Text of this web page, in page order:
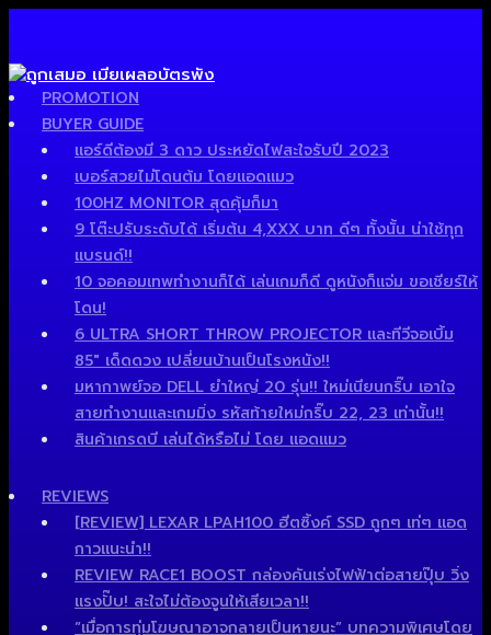
PROMOTION
BUYER GUIDE
แอร์ดีต้องมี 3 ดาว ประหยัดไฟสะใจรับปี 2023
เบอร์สวยไม่โดนต้ม โดยแอดแมว
100HZ MONITOR สุดคุ้มก็มา
9 โต๊ะปรับระดับได้ เริ่มต้น 4,XXX บาท ดีๆ ทั้งนั้น น่าใช้ทุก
แบรนด์!!
10 จอคอมเทพทำงานก็ได้ เล่นเกมก็ดี ดูหนังก็แจ่ม ขอเชียร์ให้
โดน!
6 ULTRA SHORT THROW PROJECTOR และทีวีจอเบิ้ม
85″ เด็ดดวง เปลี่ยนบ้านเป็นโรงหนัง!!
มหากาพย์จอ DELL ยำใหญ่ 20 รุ่น!! ใหม่เนียนกริ๊บ เอาใจ
สายทำงานและเกมมิ่ง รหัสท้ายใหม่กริ๊บ 22, 23 เท่านั้น!!
สินค้าเกรดบี เล่นได้หรือไม่ โดย แอดแมว
REVIEWS
[REVIEW] LEXAR LPAH100 ฮีตซิ้งค์ SSD ถูกๆ เท่ๆ แอด
กาวแนะนำ!!
REVIEW RACE1 BOOST กล่องคันเร่งไฟฟ้าต่อสายปุ๊บ วิ่ง
แรงปั๊บ! สะใจไม่ต้องจูนให้เสียเวลา!!
“เมื่อการทุ่มโฆษณาอาจกลายเป็นหายนะ” บทความพิเศษโดย